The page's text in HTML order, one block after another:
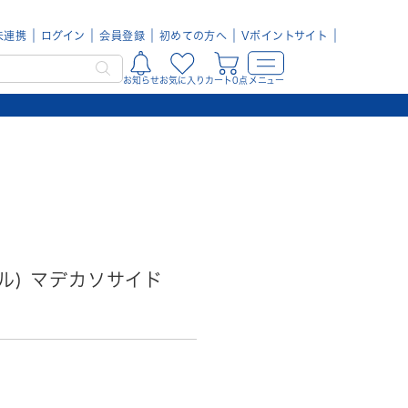
連携 ログイン 会員登録 初めての方へ Vポイントサイト
お知らせお気に入り カート0点 メニュー
) マデカソサイド